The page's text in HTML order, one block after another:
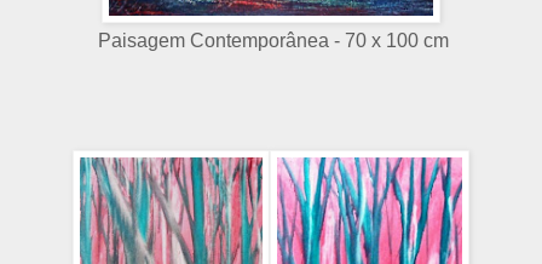
Paisagem Contemporânea - 70 x 100 cm